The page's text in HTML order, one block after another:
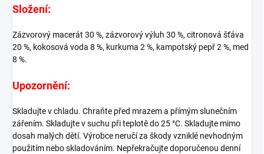
Složení:
Zázvorový macerát 30 %, zázvorový výluh 30 %, citronová šťáva
20 %, kokosová voda 8 %, kurkuma 2 %, kampotský pepř 2 %, med
8 %.
Upozornění:
Skladujte v chladu. Chraňte před mrazem a přímým slunečním
zářením. Skladujte v suchu při teplotě do 25 °C. Skladujte mimo
dosah malých dětí. Výrobce neručí za škody vzniklé nevhodným
použitím nebo skladováním. Nepřekračujte doporučenou denní